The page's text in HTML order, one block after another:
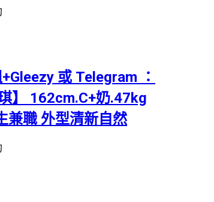
或 Telegram ：
】 162cm.C+奶.47kg
兼職 外型清新自然